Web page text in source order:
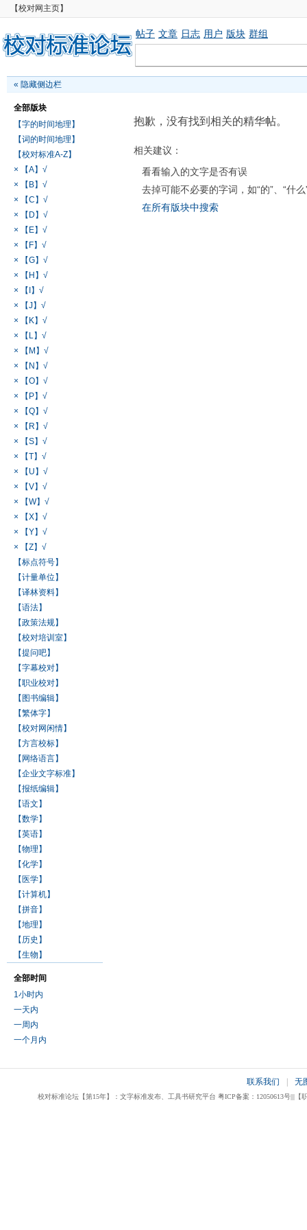
【校对网主页】
帖子 文章 日志 用户 版块 群组
« 隐藏侧边栏
全部版块
【字的时间地理】
【词的时间地理】
【校对标准A-Z】
× 【A】√
× 【B】√
× 【C】√
× 【D】√
× 【E】√
× 【F】√
× 【G】√
× 【H】√
× 【I】√
× 【J】√
× 【K】√
× 【L】√
× 【M】√
× 【N】√
× 【O】√
× 【P】√
× 【Q】√
× 【R】√
× 【S】√
× 【T】√
× 【U】√
× 【V】√
× 【W】√
× 【X】√
× 【Y】√
× 【Z】√
【标点符号】
【计量单位】
【译林资料】
【语法】
【政策法规】
【校对培训室】
【提问吧】
【字幕校对】
【职业校对】
【图书编辑】
【繁体字】
【校对网闲情】
【方言校标】
【网络语言】
【企业文字标准】
【报纸编辑】
【语文】
【数学】
【英语】
【物理】
【化学】
【医学】
【计算机】
【拼音】
【地理】
【历史】
【生物】
全部时间
1小时内
一天内
一周内
一个月内
抱歉，没有找到相关的精华帖。
相关建议：
看看输入的文字是否有误
去掉可能不必要的字词，如“的”、“什么
在所有版块中搜索
联系我们 无
校对标准论坛【第15年】：文字标准发布、工具书研究平台 粤ICP备案：12050613号|||【